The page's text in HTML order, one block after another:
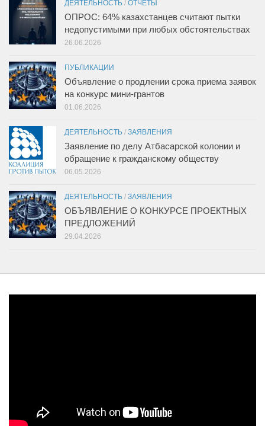
ДЕЯТЕЛЬНОСТЬ / ОТЧЕТЫ
ОПРОС: 64% казахстанцев считают пытки
недопустимыми при любых обстоятельствах
26.06.2026
ПУБЛИКАЦИИ
Объявление о продлении срока приема заявок
на конкурс мини-грантов
01.06.2026
ДЕЯТЕЛЬНОСТЬ / ЗАЯВЛЕНИЯ
Заявление по делу Атбасарской колонии и
обращение к гражданскому обществу
06.05.2026
ДЕЯТЕЛЬНОСТЬ / ЗАЯВЛЕНИЯ
ОБЪЯВЛЕНИЕ О КОНКУРСЕ ПРОЕКТНЫХ
ПРЕДЛОЖЕНИЙ
29.04.2026